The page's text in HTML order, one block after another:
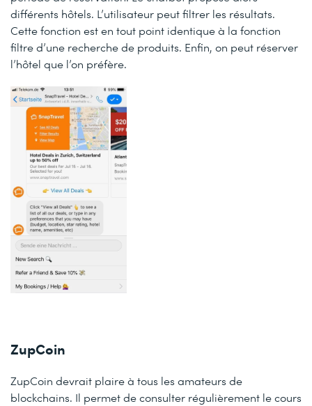
différents hôtels. L’utilisateur peut filtrer les résultats.
Cette fonction est en tout point identique à la fonction
filtre d’une recherche de produits. Enfin, on peut réserver
l’hôtel que l’on préfère.
ZupCoin
ZupCoin devrait plaire à tous les amateurs de
blockchains. Il permet de consulter régulièrement le cours